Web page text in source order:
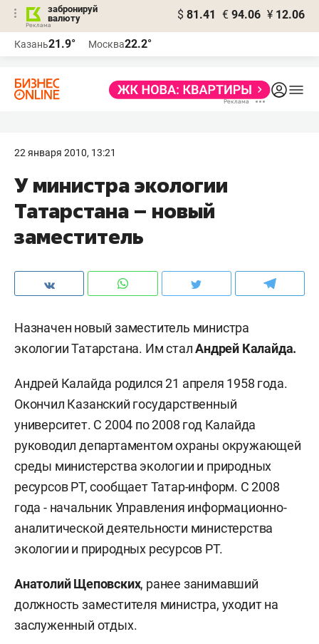
забронируй
валюту
$ 81.41 € 94.06 ¥ 12.06
Казань21.9° Москва22.2°
22 января 2010, 13:21
У министра экологии
Татарстана – новый
заместитель
Назначен новый заместитель министра
экологии Татарстана. Им сталАндрей Калайда.
Андрей Калайда родился 21 апреля 1958 года.
Окончил Казанский государственный
университет. С 2004 по 2008 год Калайда
руководил департаментом охраны окружающей
среды министерства экологии и природных
ресурсов РТ, сообщает Татар-информ. С 2008
года - начальник Управления информационно-
аналитической деятельности министерства
экологии и природных ресурсов РТ.
Анатолий Щеповских, ранее занимавший
должность заместителя министра, уходит на
заслуженный отдых.